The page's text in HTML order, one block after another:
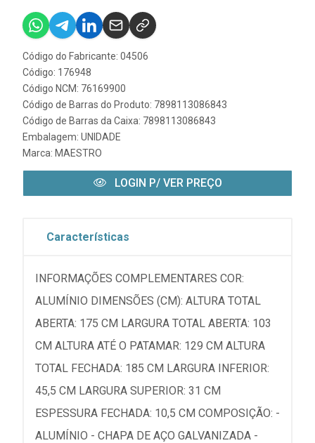
Código do Fabricante: 04506
Código: 176948
Código NCM: 76169900
Código de Barras do Produto: 7898113086843
Código de Barras da Caixa: 7898113086843
Embalagem: UNIDADE
Marca: MAESTRO
LOGIN P/ VER PREÇO
Características
INFORMAÇÕES COMPLEMENTARES COR:
ALUMÍNIO DIMENSÕES (CM): ALTURA TOTAL
ABERTA: 175 CM LARGURA TOTAL ABERTA: 103
CM ALTURA ATÉ O PATAMAR: 129 CM ALTURA
TOTAL FECHADA: 185 CM LARGURA INFERIOR:
45,5 CM LARGURA SUPERIOR: 31 CM
ESPESSURA FECHADA: 10,5 CM COMPOSIÇÃO: -
ALUMÍNIO - CHAPA DE AÇO GALVANIZADA -